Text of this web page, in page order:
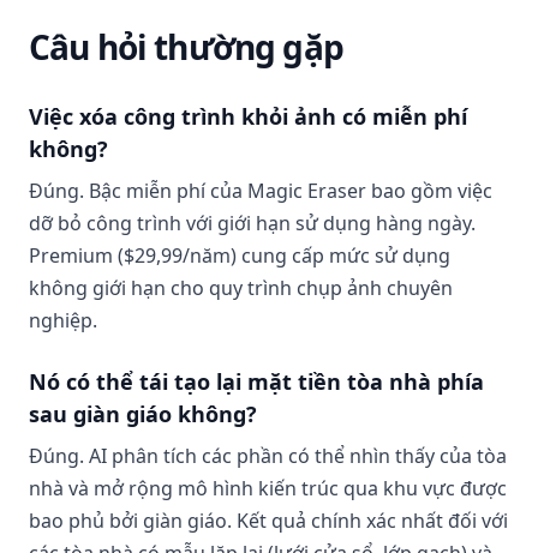
Câu hỏi thường gặp
Việc xóa công trình khỏi ảnh có miễn phí
không?
Đúng. Bậc miễn phí của Magic Eraser bao gồm việc
dỡ bỏ công trình với giới hạn sử dụng hàng ngày.
Premium ($29,99/năm) cung cấp mức sử dụng
không giới hạn cho quy trình chụp ảnh chuyên
nghiệp.
Nó có thể tái tạo lại mặt tiền tòa nhà phía
sau giàn giáo không?
Đúng. AI phân tích các phần có thể nhìn thấy của tòa
nhà và mở rộng mô hình kiến ​​trúc qua khu vực được
bao phủ bởi giàn giáo. Kết quả chính xác nhất đối với